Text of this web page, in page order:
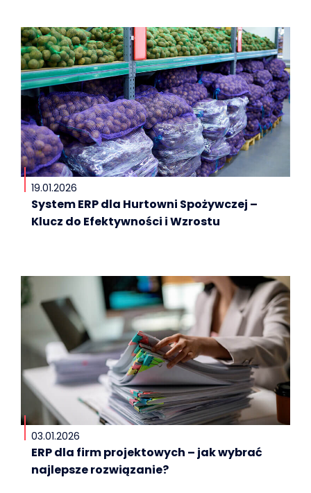
19.01.2026
System ERP dla Hurtowni Spożywczej –
Klucz do Efektywności i Wzrostu
03.01.2026
ERP dla firm projektowych – jak wybrać
najlepsze rozwiązanie?